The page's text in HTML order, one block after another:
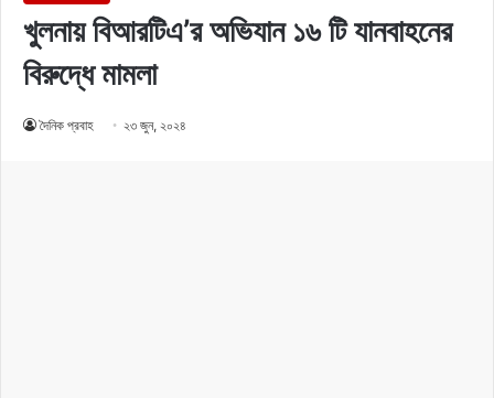
খুলনায় বিআরটিএ’র অভিযান ১৬ টি যানবাহনের
বিরুদ্ধে মামলা
দৈনিক প্রবাহ ২৩ জুন, ২০২৪